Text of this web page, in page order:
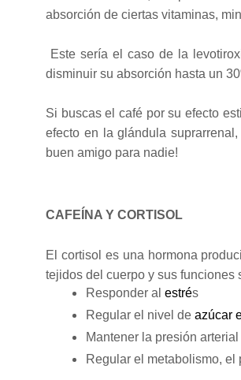
absorción de ciertas vitaminas,
Este sería el caso de la
disminuir su absorción hasta un
Si buscas el café por su efecto
efecto en la glándula
buen amigo para nadie!
CAFEÍNA Y CORTISOL
El cortisol es una hormona
tejidos del cuerpo y sus funciones
Responder alestrés
Regular el nivel deazúcar
Mantener la presión arterial
Regular el metabolismo,